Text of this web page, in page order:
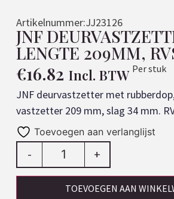
Artikelnummer:JJ23126
JNF
LENGTE 209MM,
€16.82 Incl. BTW Per stuk
JNF deurvastzetter met
vastzetter 209 mm, slag 34 mm.
Toevoegen aan verlanglijst
- +
TOEVOEGEN AAN